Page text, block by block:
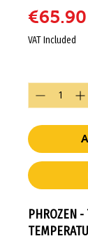
€65.90
VAT Included
PHROZEN